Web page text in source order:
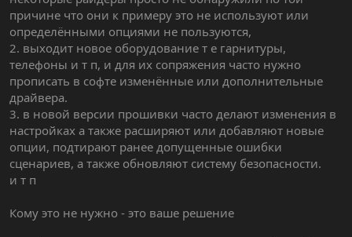
причине что они к примеру это не используют или
определёнными опциями не пользуются,
2. выходит новое оборудование т е гарнитуры,
телефоны и т п, и для их сопряжения часто нужно
прописать в софте изменённые или дополнительные
драйвера.
3. в новой версии прошивки часто делают изменения в
настройках а также расширяют или добавляют новые
опции, подтирают ранее допущенные ошибки
сценариев, а также обновляют систему безопасности.
и т п
Кому это не нужно - это ваше решение